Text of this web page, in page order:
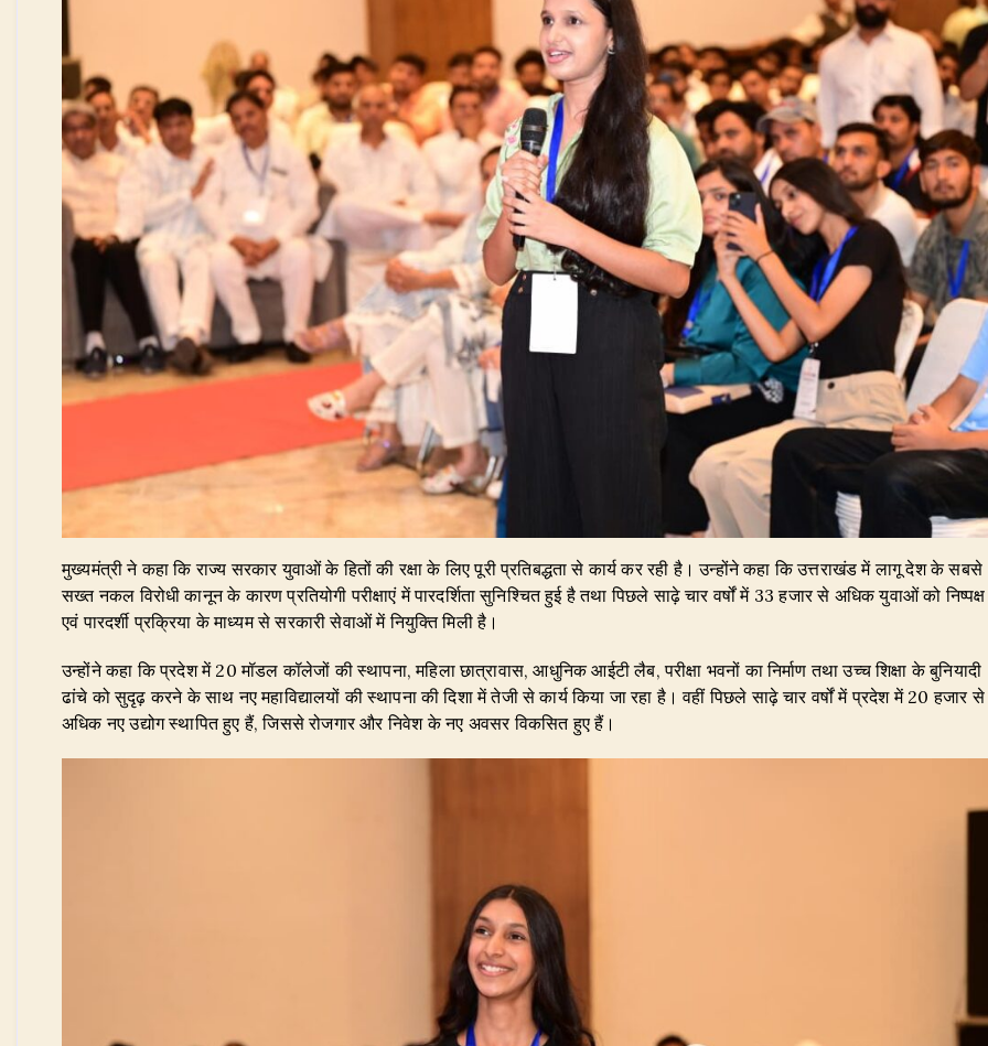
​मुख्यमंत्री ने कहा कि राज्य सरकार युवाओं के हितों की रक्षा के लिए पूरी प्रतिबद्धता से कार्य कर रही है। उन्होंने कहा कि उत्तराखंड में लागू देश के सबसे
सख्त नकल विरोधी कानून के कारण प्रतियोगी परीक्षाएं में पारदर्शिता सुनिश्चित हुई है तथा पिछले साढ़े चार वर्षों में 33 हजार से अधिक युवाओं को निष्पक्ष
एवं पारदर्शी प्रक्रिया के माध्यम से सरकारी सेवाओं में नियुक्ति मिली है।
​उन्होंने कहा कि प्रदेश में 20 मॉडल कॉलेजों की स्थापना, महिला छात्रावास, आधुनिक आईटी लैब, परीक्षा भवनों का निर्माण तथा उच्च शिक्षा के बुनियादी
ढांचे को सुदृढ़ करने के साथ नए महाविद्यालयों की स्थापना की दिशा में तेजी से कार्य किया जा रहा है। वहीं पिछले साढ़े चार वर्षों में प्रदेश में 20 हजार से
अधिक नए उद्योग स्थापित हुए हैं, जिससे रोजगार और निवेश के नए अवसर विकसित हुए हैं।